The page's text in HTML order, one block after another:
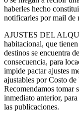
haberles hecho
notificarles por mail de
AJUSTES DEL
habitacional, que
destinos se encuentra
consecuencia, para
impide pactar ajustes
ajustables por Costo
Recomendamos tomar
inmediato anterior,
las publicaciones.